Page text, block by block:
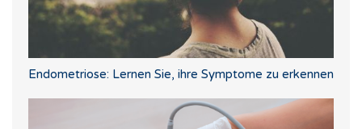
Endometriose: Lernen Sie, ihre Symptome zu erkennen